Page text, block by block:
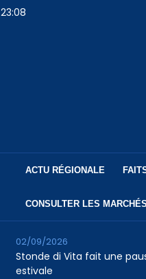
23:08
ACTU RÉGIONALE
CONSULTER LES
Stonde di Vita fait une
estivale
02/09/2026